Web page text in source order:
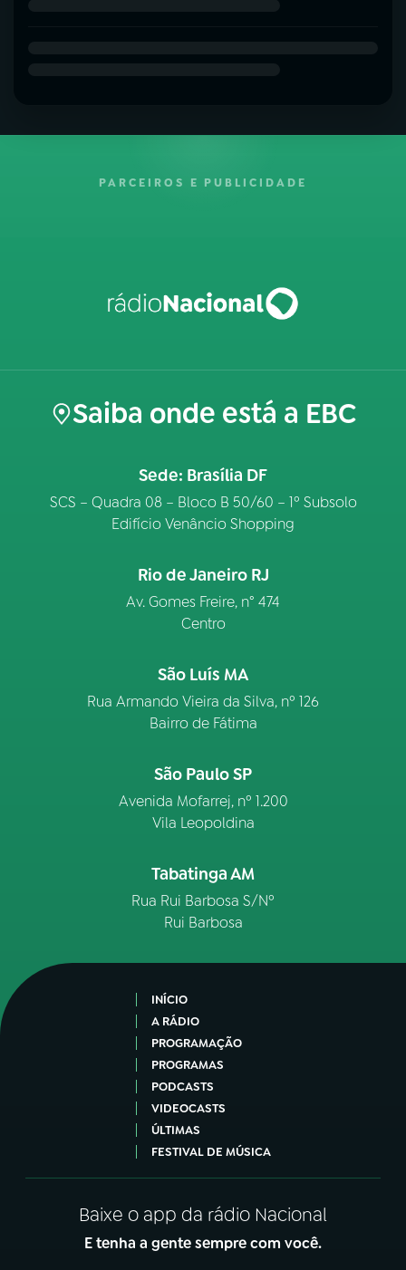
PARCEIROS E PUBLICIDADE
Saiba onde está a EBC
Sede: Brasília DF
SCS – Quadra 08 – Bloco B 50/60 – 1º Subsolo
Edifício Venâncio Shopping
Rio de Janeiro RJ
Av. Gomes Freire, n° 474
Centro
São Luís MA
Rua Armando Vieira da Silva, nº 126
Bairro de Fátima
São Paulo SP
Avenida Mofarrej, nº 1.200
Vila Leopoldina
Tabatinga AM
Rua Rui Barbosa S/Nº
Rui Barbosa
INÍCIO
A RÁDIO
PROGRAMAÇÃO
PROGRAMAS
PODCASTS
VIDEOCASTS
ÚLTIMAS
FESTIVAL DE MÚSICA
Baixe o app da rádio Nacional
E tenha a gente sempre com você.